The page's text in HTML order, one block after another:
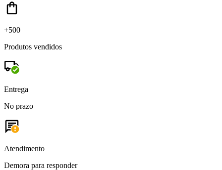
+500
Produtos vendidos
Entrega
No prazo
Atendimento
Demora para responder